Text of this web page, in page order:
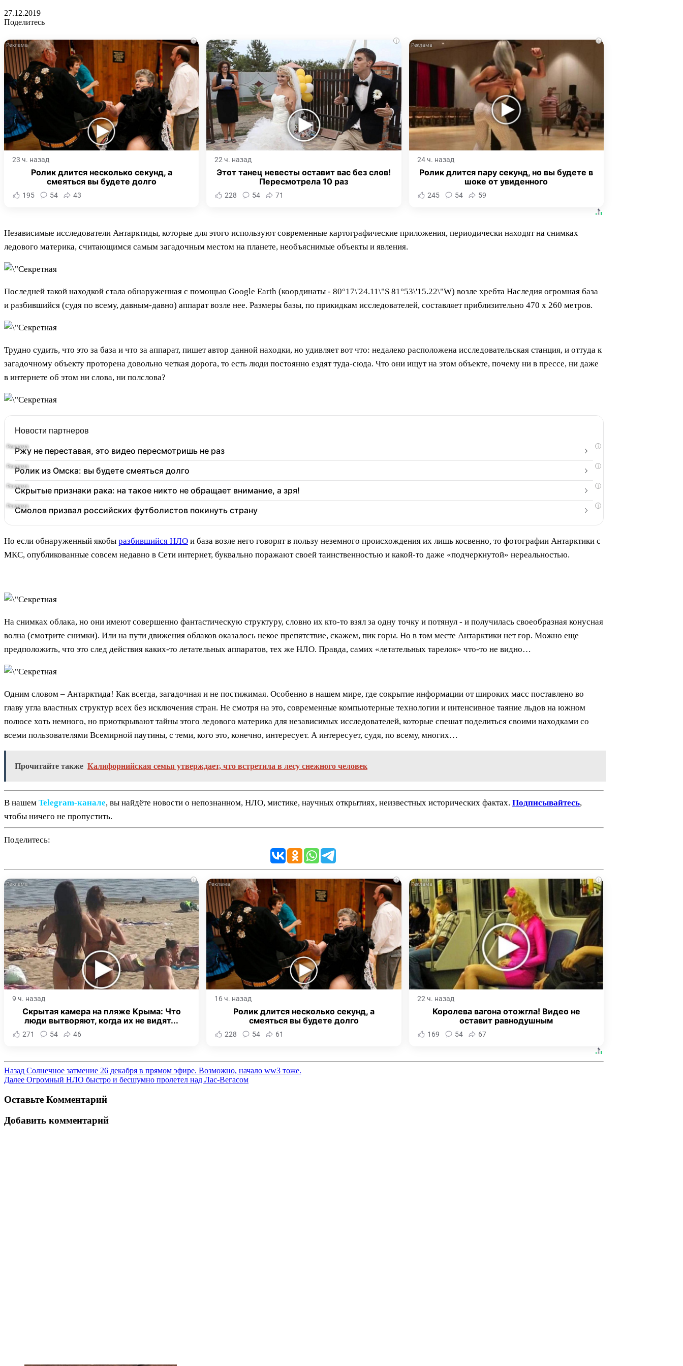
27.12.2019
Поделитесь
i
23 ч. назад
Ролик длится несколько секунд, а
смеяться вы будете долго
195 54 43
i
22 ч. назад
Этот танец невесты оставит вас без слов!
Пересмотрела 10 раз
228 54 71
i
24 ч. назад
Ролик длится пару секунд, но вы будете в
шоке от увиденного
245 54 59
Независимые исследователи Антарктиды, которые для этого используют современные картографические приложения, периодически находят на снимках
ледового материка, считающимся самым загадочным местом на планете, необъяснимые объекты и явления.
Последней такой находкой стала обнаруженная с помощью Google Earth (координаты - 80°17\'24.11\"S 81°53\'15.22\"W) возле хребта Наследия огромная база
и разбившийся (судя по всему, давным-давно) аппарат возле нее. Размеры базы, по прикидкам исследователей, составляет приблизительно 470 х 260 метров.
Трудно судить, что это за база и что за аппарат, пишет автор данной находки, но удивляет вот что: недалеко расположена исследовательская станция, и оттуда к
загадочному объекту проторена довольно четкая дорога, то есть люди постоянно ездят туда-сюда. Что они ищут на этом объекте, почему ни в прессе, ни даже
в интернете об этом ни слова, ни полслова?
Новости партнеров
i
Ржу не переставая, это видео пересмотришь не раз
i
Ролик из Омска: вы будете смеяться долго
i
Скрытые признаки рака: на такое никто не обращает внимание, а зря!
i
Смолов призвал российских футболистов покинуть страну
Но если обнаруженный якобы разбившийся НЛО и база возле него говорят в пользу неземного происхождения их лишь косвенно, то фотографии Антарктики с
МКС, опубликованные совсем недавно в Сети интернет, буквально поражают своей таинственностью и какой-то даже «подчеркнутой» нереальностью.
На снимках облака, но они имеют совершенно фантастическую структуру, словно их кто-то взял за одну точку и потянул - и получилась своеобразная конусная
волна (смотрите снимки). Или на пути движения облаков оказалось некое препятствие, скажем, пик горы. Но в том месте Антарктики нет гор. Можно еще
предположить, что это след действия каких-то летательных аппаратов, тех же НЛО. Правда, самих «летательных тарелок» что-то не видно…
Одним словом – Антарктида! Как всегда, загадочная и не постижимая. Особенно в нашем мире, где сокрытие информации от широких масс поставлено во
главу угла властных структур всех без исключения стран. Не смотря на это, современные компьютерные технологии и интенсивное таяние льдов на южном
полюсе хоть немного, но приоткрывают тайны этого ледового материка для независимых исследователей, которые спешат поделиться своими находками со
всеми пользователями Всемирной паутины, с теми, кого это, конечно, интересует. А интересует, судя, по всему, многих…
Прочитайте также Калифорнийская семья утверждает, что встретила в лесу снежного человек
В нашем Telegram‑канале, вы найдёте новости о непознанном, НЛО, мистике, научных открытиях, неизвестных исторических фактах. Подписывайтесь,
чтобы ничего не пропустить.
Поделитесь:
i
9 ч. назад
Скрытая камера на пляже Крыма: Что
люди вытворяют, когда их не видят...
271 54 46
i
16 ч. назад
Ролик длится несколько секунд, а
смеяться вы будете долго
228 54 61
i
22 ч. назад
Королева вагона отожгла! Видео не
оставит равнодушным
169 54 67
Назад Солнечное затмение 26 декабря в прямом эфире. Возможно, начало ww3 тоже.
Далее Огромный НЛО быстро и бесшумно пролетел над Лас-Вегасом
Оставьте Комментарий
Добавить комментарий